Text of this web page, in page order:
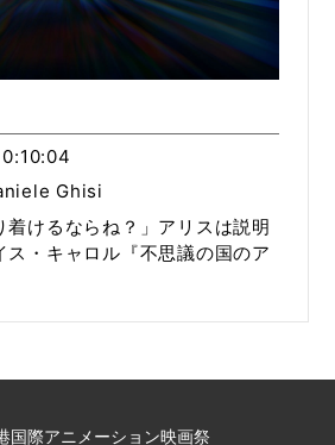
Ghisi
着けるならね？」アリスは説明
ス・キャロル『不思議の国のア
国際アニメーション映画祭